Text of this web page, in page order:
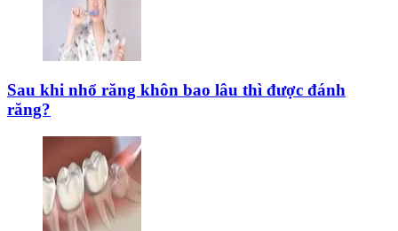
Sau khi nhổ răng khôn bao lâu thì được đánh
răng?